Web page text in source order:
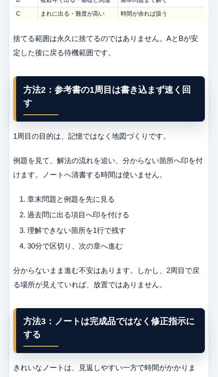
C
まれに出る・難度が高い 時間が余れば扱う
捨てる範囲は永久に捨てるのではありません。AとBが安
定した後に戻る待機範囲です。
方法2：参考書の1周目は書き込まず速く回
す
1周目の目的は、記憶ではなく地図づくりです。
例題を見て、解法の流れを追い、分からない箇所へ印を付
けます。ノートへ清書する時間は使いません。
章末問題と例題を先に見る
過去問に出る項目へ印を付ける
理解できない箇所を1行で残す
30分で区切り、次の章へ進む
分からないまま進む不安はあります。しかし、2周目で戻
る場所が見えていれば、放置ではありません。
方法3：ノートは完成品ではなく修正指示に
する
きれいなノートは、見返しやすい一方で時間がかかりま